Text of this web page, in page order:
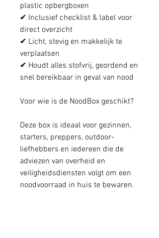
plastic opbergboxen
✔ Inclusief checklist & label voor
direct overzicht
✔ Licht, stevig en makkelijk te
verplaatsen
✔ Houdt alles stofvrij, geordend en
snel bereikbaar in geval van nood
Voor wie is de NoodBox geschikt?
Deze box is ideaal voor gezinnen,
starters, preppers, outdoor-
liefhebbers en iedereen die de
adviezen van overheid en
veiligheidsdiensten volgt om een
noodvoorraad in huis te bewaren.